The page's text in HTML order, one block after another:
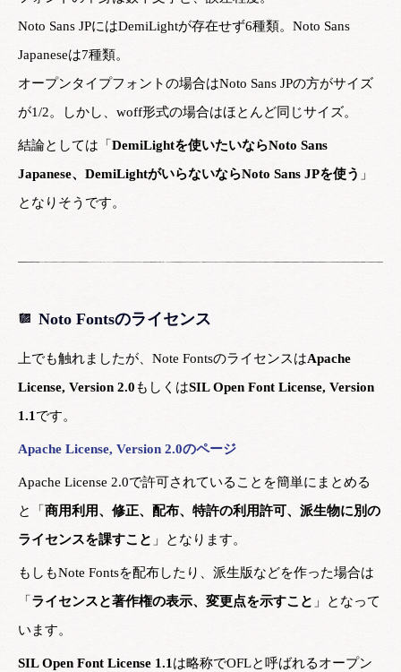
Noto Sans JPにはDemiLightが存在せず6種類。Noto Sans
Japaneseは7種類。
オープンタイプフォントの場合はNoto Sans JPの方がサイズ
が1/2。しかし、woff形式の場合はほとんど同じサイズ。
結論としては「 DemiLightを使いたいならNoto Sans
Japanese、DemiLightがいらないならNoto Sans JPを使う 」
となりそうです。
Noto Fontsのライセンス
上でも触れましたが、Note FontsのライセンスはApache
License, Version 2.0もしくはSIL Open Font License, Version
1.1 です。
Apache License, Version 2.0のページ
Apache License 2.0で許可されていることを簡単にまとめる
と「 商用利用、修正、配布、特許の利用許可、派生物に別の
ライセンスを課すこと 」となります。
もしもNote Fontsを配布したり、派生版などを作った場合は
「 ライセンスと著作権の表示、変更点を示すこと 」となって
います。
SIL Open Font License 1.1 は略称でOFLと呼ばれるオープン